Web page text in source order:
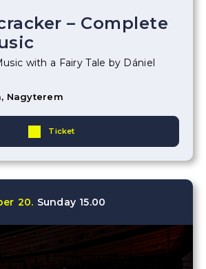
– Complete
with a Fairy Tale by Dániel
Nagyterem
Ticket
20. Sunday 15.00